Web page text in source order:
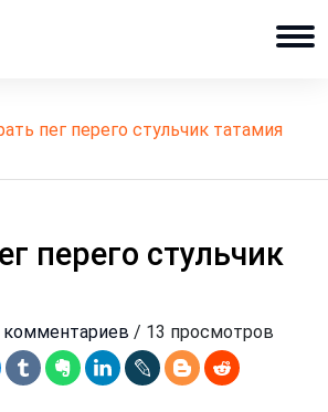
пег перего стульчик татамия
перего стульчик
комментариев / 13 просмотров